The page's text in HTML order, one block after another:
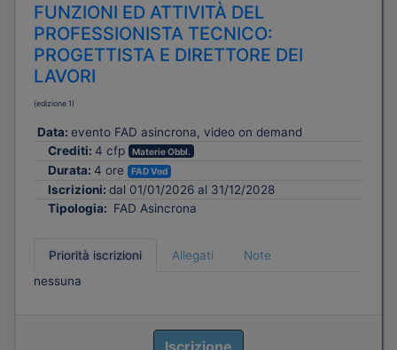
FUNZIONI ED ATTIVITÀ DEL
PROFESSIONISTA TECNICO:
PROGETTISTA E DIRETTORE DEI
LAVORI
(edizione 1)
Data: evento FAD asincrona, video on demand
Crediti: 4 cfp Materie Obbl.
Durata: 4 ore FAD Vod
Iscrizioni: dal 01/01/2026 al 31/12/2028
Tipologia: FAD Asincrona
Priorità iscrizioni Allegati
Note
nessuna